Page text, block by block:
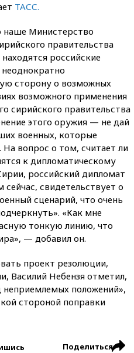
ТАСС.
наше Министерство
правительства
российские
сторону о возможных
возможного применения
сирийского правительства
этого оружия — не дай
военных, которые
На вопрос о том, считает ли
к дипломатическому
российский дипломат
свидетельствует о
сценарий, что очень
«Как мне
тонкую линию, что
— добавил он.
проект резолюции,
Василий Небензя отметил,
положений»,
стороной поправки
Поделиться